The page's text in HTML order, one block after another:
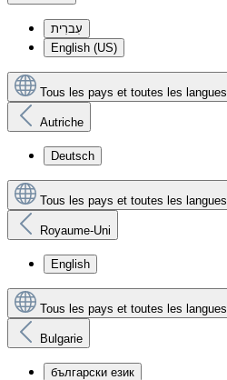
עִברִית
English (US)
Tous les pays et toutes les langues
Autriche
Deutsch
Tous les pays et toutes les langues
Royaume-Uni
English
Tous les pays et toutes les langues
Bulgarie
български език